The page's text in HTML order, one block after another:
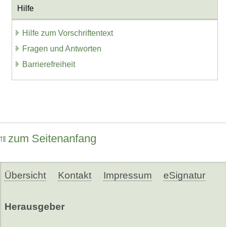
Hilfe
Hilfe zum Vorschriftentext
Fragen und Antworten
Barrierefreiheit
zum Seitenanfang
Übersicht Kontakt Impressum eSignatur
Herausgeber